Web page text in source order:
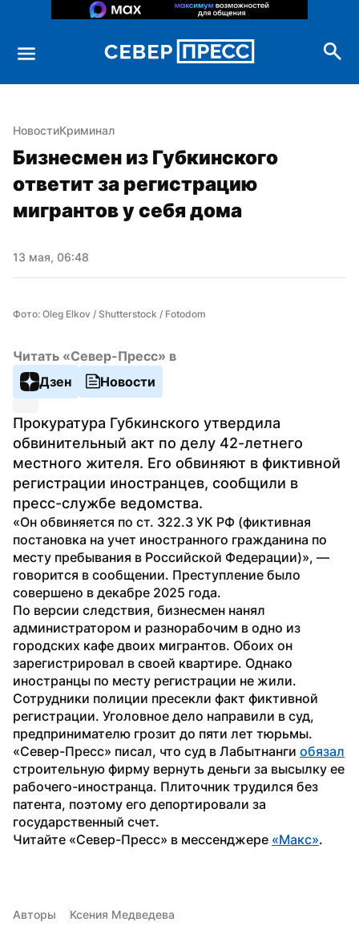
НовостиКриминал
Бизнесмен из Губкинского
ответит за регистрацию
мигрантов у себя дома
13 мая, 06:48
Фото: Oleg Elkov / Shutterstock / Fotodom
Читать «Север-Пресс» в
Дзен
Новости
Прокуратура Губкинского утвердила
обвинительный акт по делу 42-летнего
местного жителя. Его обвиняют в фиктивной
регистрации иностранцев, сообщили в
пресс-службе ведомства.
«Он обвиняется по ст. 322.3 УК РФ (фиктивная
постановка на учет иностранного гражданина по
месту пребывания в Российской Федерации)», —
говорится в сообщении. Преступление было
совершено в декабре 2025 года.
По версии следствия, бизнесмен нанял
администратором и разнорабочим в одно из
городских кафе двоих мигрантов. Обоих он
зарегистрировал в своей квартире. Однако
иностранцы по месту регистрации не жили.
Сотрудники полиции пресекли факт фиктивной
регистрации. Уголовное дело направили в суд,
предпринимателю грозит до пяти лет тюрьмы.
«Север-Пресс» писал, что суд в Лабытнанги обязал
строительную фирму вернуть деньги за высылку ее
рабочего-иностранца. Плиточник трудился без
патента, поэтому его депортировали за
государственный счет.
Читайте «Север-Пресс» в мессенджере «Макс».
Авторы Ксения Медведева